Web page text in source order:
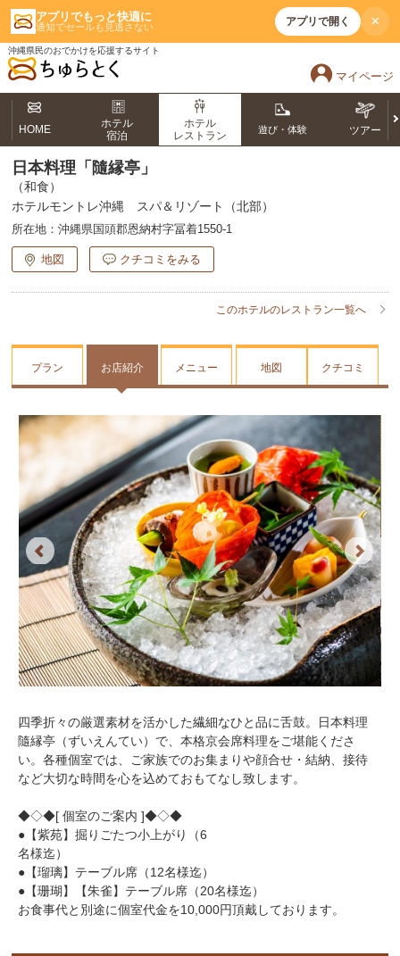
アプリでもっと快適に
通知でセールも見逃さない アプリで開く ×
沖縄県民のおでかけを応援するサイト
マイページ
HOME
ホテル
宿泊
ホテル
レストラン
遊び・体験 ツアー
日本料理「隨縁亭」
（和食）
ホテルモントレ沖縄 スパ＆リゾート（北部）
所在地： 沖縄県国頭郡恩納村字冨着1550-1
地図 クチコミをみる
このホテルのレストラン一覧へ
プラン お店紹介 メニュー 地図 クチコミ
Previous Next
四季折々の厳選素材を活かした繊細なひと品に舌鼓。日本料理
隨縁亭（ずいえんてい）で、本格京会席料理をご堪能くださ
い。各種個室では、ご家族でのお集まりや顔合せ・結納、接待
など大切な時間を心を込めておもてなし致します。
◆◇◆[ 個室のご案内 ]◆◇◆
●【紫苑】掘りごたつ小上がり（6
名様迄）
●【瑠璃】テーブル席（12名様迄）
●【珊瑚】【朱雀】テーブル席（20名様迄）
お食事代と別途に個室代金を10,000円頂戴しております。